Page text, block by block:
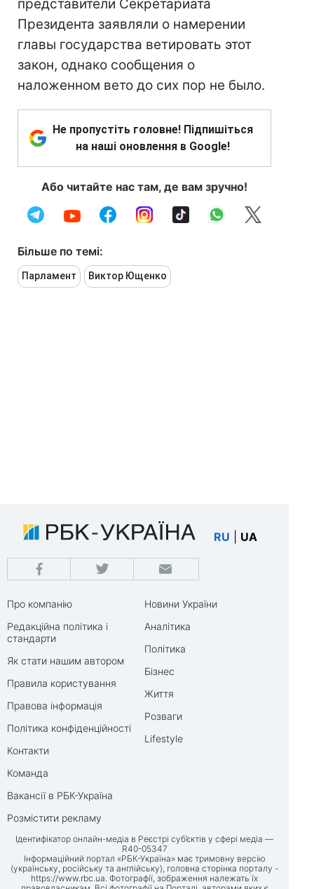
представители Секретариата
Президента заявляли о намерении
главы государства ветировать этот
закон, однако сообщения о
наложенном вето до сих пор не было.
Не пропустіть головне! Підпишіться
на наші оновлення в Google!
Або читайте нас там, де вам зручно!
Більше по темі:
Парламент Виктор Ющенко
RU UA
Про компанію
Редакційна політика і
стандарти
Як стати нашим автором
Правила користування
Правова інформація
Політика конфіденційності
Контакти
Команда
Вакансії в РБК-Україна
Розмістити рекламу
Новини України
Аналітика
Політика
Бізнес
Життя
Розваги
Lifestyle
Ідентифікатор онлайн-медіа в Реєстрі суб’єктів у сфері медіа —
R40-05347
Інформаційний портал «РБК-Україна» має тримовну версію
(українську, російську та англійську), головна сторінка порталу -
https://www.rbc.ua. Фотографії, зображення належать їх